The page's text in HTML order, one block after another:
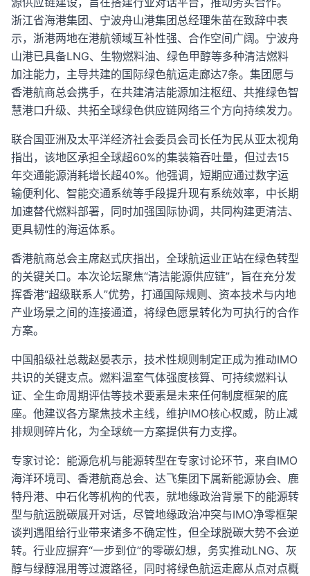
浙江省海港集团、宁波舟山港集团总经理朱苗在致辞中表
示，浙港两地在港航领域互补性强、合作空间广阔。宁波舟
山港已具备LNG、生物燃料油、绿色甲醇等多种清洁燃料
加注能力，主导共建的国际绿色航运走廊达7条。集团愿与
香港航商总会携手，在共建清洁能源加注枢纽、共推绿色智
慧港口升级、共拓全球绿色供应链网络三个方向持续发力。
联合国亚洲及太平洋经济社会委员会司长任为民从亚太视角
指出，该地区承担全球超60%的集装箱吞吐量，但过去15
年交通能源消耗增长超40%。他强调，短期应通过数字运
输便利化、智能交通系统等手段提升现有系统效率，中长期
加速替代燃料部署，同时加强国际协调，共同构建更清洁、
更具韧性的海运体系。
香港航商总会主席赵式庆指出，全球航运业正站在绿色转型
的关键关口。本次论坛聚焦“清洁能源供应链”，旨在充分发
挥香港“超级联系人”优势，打通国际规则、资本技术与内地
产业场景之间的连接通道，将绿色愿景转化为可执行的合作
方案。
中国船级社总裁赵晏表示，技术性规则制定正成为推动IMO
共识的关键支点。燃料温室气体强度核算、可持续燃料认
证、全生命周期评估等技术要素是未来任何制度框架的底
座。他建议各方聚焦技术主线，维护IMO核心权威，防止减
排规则碎片化，为全球统一方案提供有力支撑。
专家讨论：能源危机与能源转型在专家讨论环节，来自IMO
海洋环境司、香港航商总会、达飞集团下属新能源协会、鹿
特丹港、中石化等机构的代表，就地缘政治背景下的能源转
型与航运脱碳展开对话，尽管地缘政治冲突与IMO净零框架
谈判遇阻给行业带来诸多不确定性，但全球脱碳大势不会逆
转。行业应摒弃“一步到位”的零碳幻想，务实推动LNG、灰
醇与绿醇混用等过渡路径，同时将绿色航运走廊从点对点概